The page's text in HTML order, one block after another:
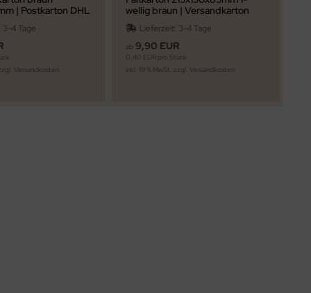
| Postkarton DHL
Warensendung
| ab 25 Stk.
3-4 Tage
Versandkosten
wellig braun | Versandkarton
DHL Päckchen S Pluspäckchen |
ab 25 Stk. Staffelpreise
Lieferzeit: 3-4 Tage
ab 9,90 EUR
0,40 EUR pro Stück
inkl. 19 % MwSt. zzgl. Versandkosten